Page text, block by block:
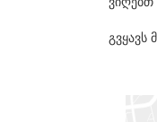
გვყავს